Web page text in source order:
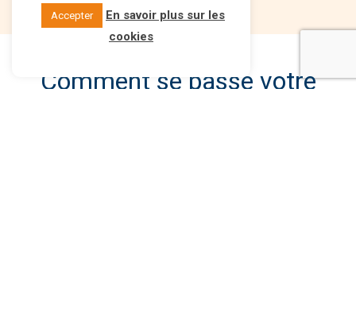
Comment se passe votre
Accepter
En savoir plus sur les
cookies